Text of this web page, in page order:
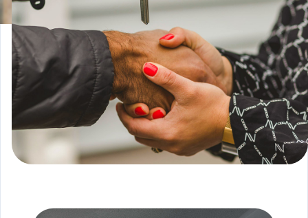
CONNEXION
LOGIN WITH GOOGLE
LOGIN WITH LINKEDIN
LOGIN WITH AMAZON